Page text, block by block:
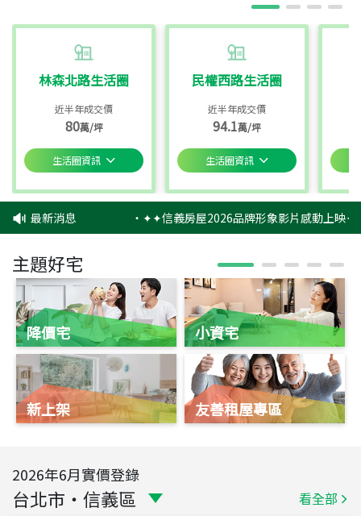
林森北路生活圈
近半年成交價
80萬/坪
生活圈資訊
民權西路生活圈
近半年成交價
94.1萬/坪
生活圈資訊
最新消息 ‧✦✦信義房屋2026品牌形象影片感動上映✦✦
主題好宅
降價宅
新上架
小資宅
友善租屋專區
2026年6月實價登錄
台北市 ・ 信義區 看全部